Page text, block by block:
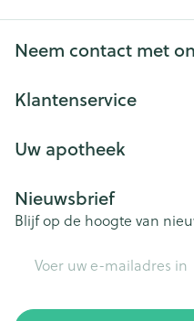
Neem contact met
Klantenservice
Uw apotheek
Nieuwsbrief
Blijf op de hoogte van